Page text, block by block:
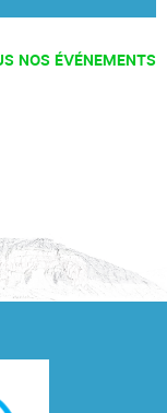
NOS ÉVÉNEMENTS